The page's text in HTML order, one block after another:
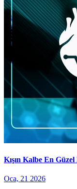
Kışın Kalbe En
Oca, 21 2026